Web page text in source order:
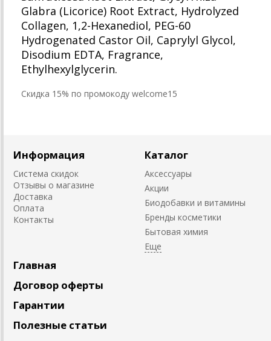
Glabra (Licorice) Root Extract, Hydrolyzed
Collagen, 1,2-Hexanediol, PEG-60
Hydrogenated Castor Oil, Caprylyl Glycol,
Disodium EDTA, Fragrance,
Ethylhexylglycerin.
Cкидка 15% по промокоду welcome15
Информация
Система скидок
Отзывы о магазине
Доставка
Оплата
Контакты
Каталог
Аксессуары
Акции
Биодобавки и витамины
Бренды косметики
Бытовая химия
Главная
Договор оферты
Гарантии
Полезные статьи